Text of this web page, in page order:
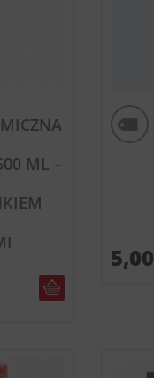
ML –
5,00